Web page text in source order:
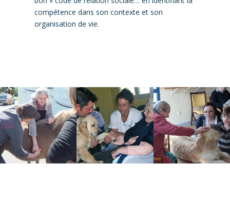
compétence dans son contexte et son
organisation de vie.